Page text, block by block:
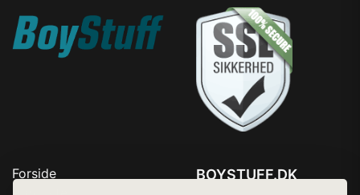
Forside
BOYSTUFF.DK